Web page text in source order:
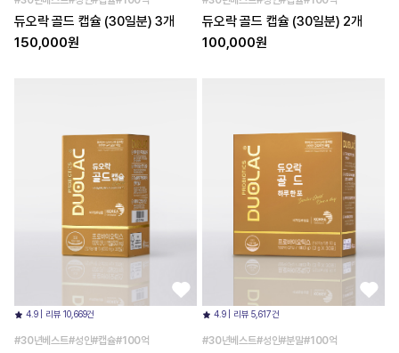
듀오락 골드 캡슐 (30일분) 3개
150,000원
듀오락 골드 캡슐 (30일분) 2개
100,000원
4.9 | 리뷰 10,669건
#30년베스트#성인#캡슐#100억
4.9 | 리뷰 5,617건
#30년베스트#성인#분말#100억